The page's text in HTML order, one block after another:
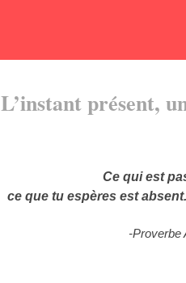
L’instant présent,
Ce qui est
ce que tu espères est absent.
-Proverbe